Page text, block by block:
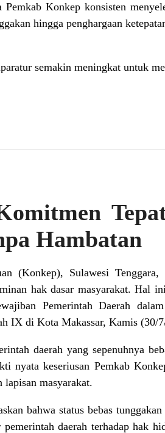
Konkep konsisten
hingga penghargaan
semakin meningkat untuk
Hambatan
(Konkep), Sulawesi Tenggara,
hak dasar masyarakat. Hal
Pemerintah Daerah dalam
IX di Kota Makassar, Kamis (30/
daerah yang sepenuhnya
nyata keseriusan Pemkab
lapisan masyarakat.
bahwa status bebas
daerah terhadap hak